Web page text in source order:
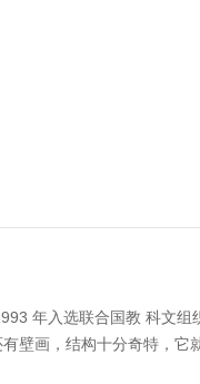
年入选联合国教 科文
壁画，结构十分奇特，